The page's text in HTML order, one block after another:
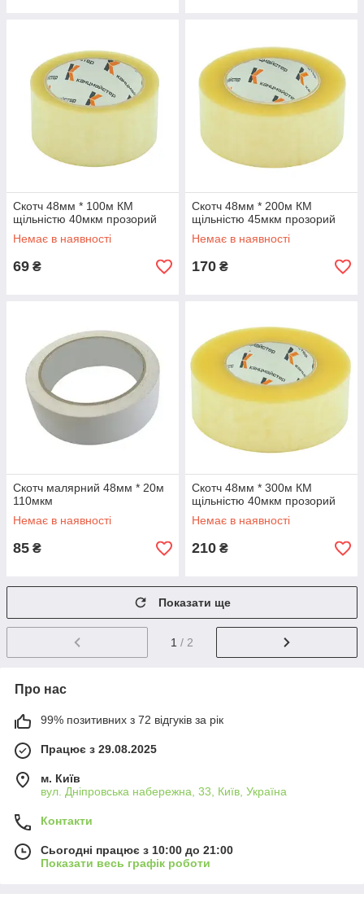
Скотч 48мм * 100м КМ
щільністю 40мкм прозорий
Немає в наявності
69 ₴
Скотч 48мм * 200м КМ
щільністю 45мкм прозорий
Немає в наявності
170 ₴
Скотч малярний 48мм * 20м
110мкм
Немає в наявності
85 ₴
Скотч 48мм * 300м КМ
щільністю 40мкм прозорий
Немає в наявності
210 ₴
Показати ще
1 / 2
Про нас
99% позитивних з 72 відгуків за рік
Працює з 29.08.2025
м. Київ
вул. Дніпровська набережна, 33, Київ, Україна
Контакти
Сьогодні працює з 10:00 до 21:00
Показати весь графік роботи